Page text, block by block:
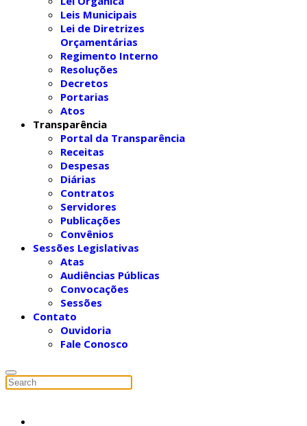
Leis Municipais
Lei de Diretrizes
Orçamentárias
Regimento Interno
Resoluções
Decretos
Portarias
Atos
Transparência
Portal da Transparência
Receitas
Despesas
Diárias
Contratos
Servidores
Publicações
Convênios
Sessões Legislativas
Atas
Audiências Públicas
Convocações
Sessões
Contato
Ouvidoria
Fale Conosco